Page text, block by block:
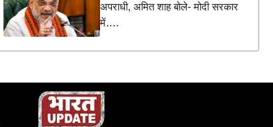
अपराधी, अमित शाह बोले- मोदी सरकार
में….